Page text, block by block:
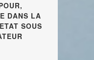
DANS LA
SOUS